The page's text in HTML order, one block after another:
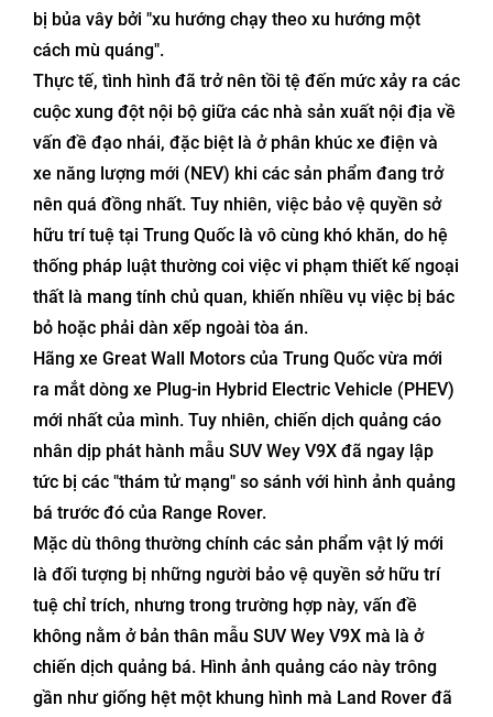
bị bủa vây bởi "xu hướng chạy theo xu hướng một
cách mù quáng".
Thực tế, tình hình đã trở nên tồi tệ đến mức xảy ra các
cuộc xung đột nội bộ giữa các nhà sản xuất nội địa về
vấn đề đạo nhái, đặc biệt là ở phân khúc xe điện và
xe năng lượng mới (NEV) khi các sản phẩm đang trở
nên quá đồng nhất. Tuy nhiên, việc bảo vệ quyền sở
hữu trí tuệ tại Trung Quốc là vô cùng khó khăn, do hệ
thống pháp luật thường coi việc vi phạm thiết kế ngoại
thất là mang tính chủ quan, khiến nhiều vụ việc bị bác
bỏ hoặc phải dàn xếp ngoài tòa án.
Hãng xe Great Wall Motors của Trung Quốc vừa mới
ra mắt dòng xe Plug-in Hybrid Electric Vehicle (PHEV)
mới nhất của mình. Tuy nhiên, chiến dịch quảng cáo
nhân dịp phát hành mẫu SUV Wey V9X đã ngay lập
tức bị các "thám tử mạng" so sánh với hình ảnh quảng
bá trước đó của Range Rover.
Mặc dù thông thường chính các sản phẩm vật lý mới
là đối tượng bị những người bảo vệ quyền sở hữu trí
tuệ chỉ trích, nhưng trong trường hợp này, vấn đề
không nằm ở bản thân mẫu SUV Wey V9X mà là ở
chiến dịch quảng bá. Hình ảnh quảng cáo này trông
gần như giống hệt một khung hình mà Land Rover đã